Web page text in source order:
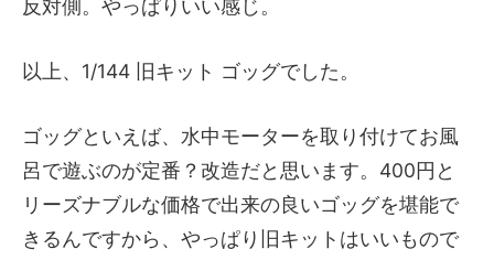
反対側。やっぱりいい感じ。
以上、1/144 旧キット ゴッグでした。
ゴッグといえば、水中モーターを取り付けてお風
呂で遊ぶのが定番？改造だと思います。400円と
リーズナブルな価格で出来の良いゴッグを堪能で
きるんですから、やっぱり旧キットはいいもので